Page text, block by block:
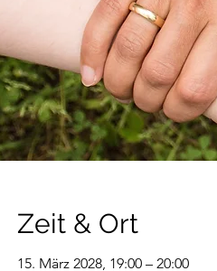
Zeit & Ort
15. März 2028, 19:00 – 20:00